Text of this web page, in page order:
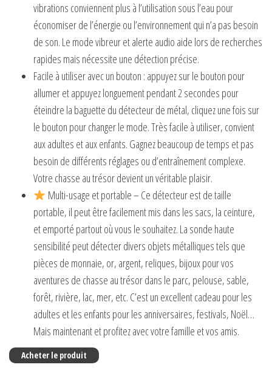
vibrations conviennent plus à l’utilisation sous l’eau pour
économiser de l’énergie ou l’environnement qui n’a pas besoin
de son. Le mode vibreur et alerte audio aide lors de recherches
rapides mais nécessite une détection précise.
Facile à utiliser avec un bouton : appuyez sur le bouton pour
allumer et appuyez longuement pendant 2 secondes pour
éteindre la baguette du détecteur de métal, cliquez une fois sur
le bouton pour changer le mode. Très facile à utiliser, convient
aux adultes et aux enfants. Gagnez beaucoup de temps et pas
besoin de différents réglages ou d’entraînement complexe.
Votre chasse au trésor devient un véritable plaisir.
Multi-usage et portable – Ce détecteur est de taille
portable, il peut être facilement mis dans les sacs, la ceinture,
et emporté partout où vous le souhaitez. La sonde haute
sensibilité peut détecter divers objets métalliques tels que
pièces de monnaie, or, argent, reliques, bijoux pour vos
aventures de chasse au trésor dans le parc, pelouse, sable,
forêt, rivière, lac, mer, etc. C’est un excellent cadeau pour les
adultes et les enfants pour les anniversaires, festivals, Noël…
Mais maintenant et profitez avec votre famille et vos amis.
Acheter le produit